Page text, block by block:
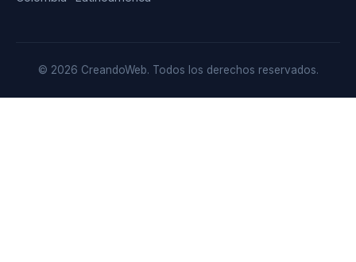
© 2026 CreandoWeb. Todos los derechos reservados.